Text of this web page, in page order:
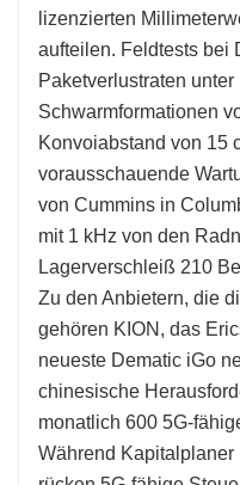
lizenzierten
aufteilen. Feldtests bei
Paketverlustraten
Schwarmformationen
Konvoiabstand von 15
vorausschauende
von Cummins in
mit 1 kHz von den
Lagerverschleiß 210
Zu den Anbietern, die
gehören KION, das
neueste Dematic iGo
chinesische
monatlich 600 5G-
Während